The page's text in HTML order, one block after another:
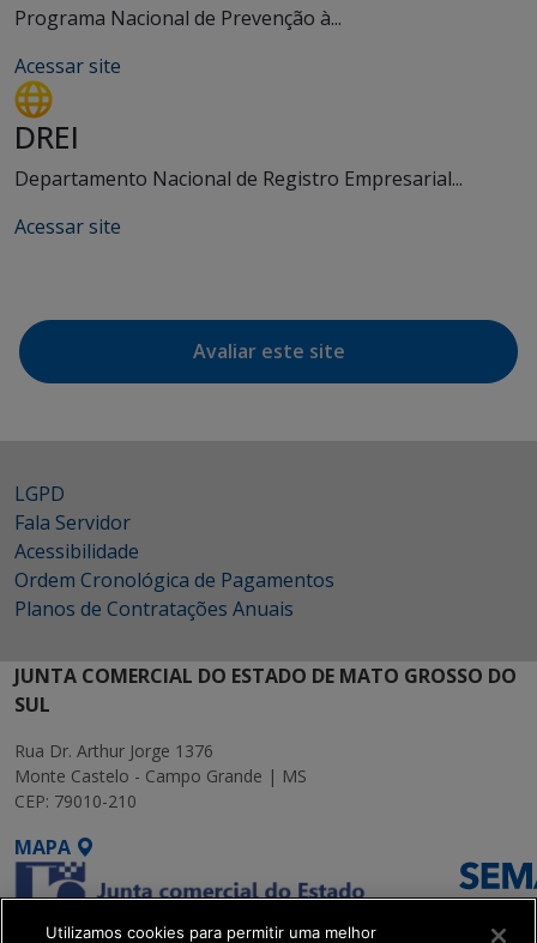
Programa Nacional de Prevenção à...
Acessar site
DREI
Departamento Nacional de Registro Empresarial...
Acessar site
Avaliar este site
LGPD
Fala Servidor
Acessibilidade
Ordem Cronológica de Pagamentos
Planos de Contratações Anuais
JUNTA COMERCIAL DO ESTADO DE MATO GROSSO DO
SUL
Rua Dr. Arthur Jorge 1376
Monte Castelo - Campo Grande | MS
CEP: 79010-210
MAPA
Utilizamos cookies para permitir uma melhor